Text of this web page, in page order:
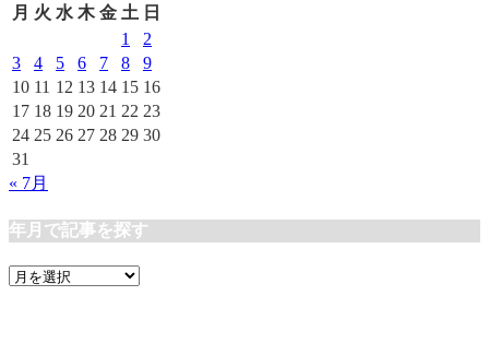
リ
月 火 水 木 金 土 日
1
2
3
4 5 6 7 8
9
10 11 12 13 14 15 16
17 18 19 20 21 22 23
24 25 26 27 28 29 30
31
« 7月
年月で記事を探す
年